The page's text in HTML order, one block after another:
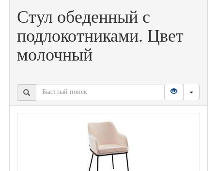
Стул обеденный с
подлокотниками. Цвет
молочный